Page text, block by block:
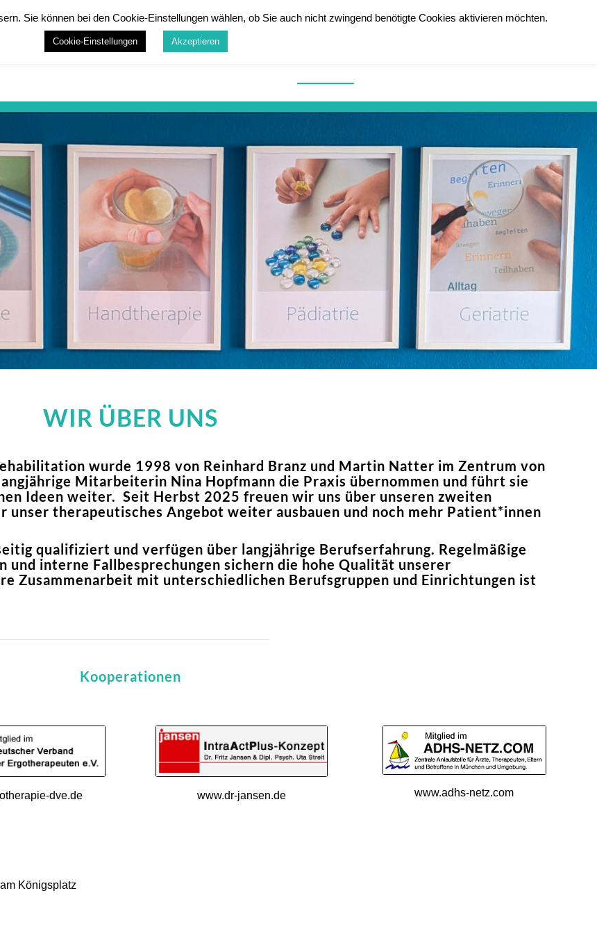
Startseite Kinder Erwachsene Infos
WIR ÜBER UNS
wurde 1998 von Reinhard Branz und Martin Natter im Zentrum von
Mitarbeiterin Nina Hopfmann die Praxis übernommen und führt sie
Ideen weiter. Seit Herbst 2025 freuen wir uns über unseren zweiten
unser therapeutisches Angebot weiter ausbauen und noch mehr Patient*innen
qualifiziert und verfügen über langjährige Berufserfahrung. Regelmäßige
und interne Fallbesprechungen sichern die hohe Qualität unserer
Zusammenarbeit mit unterschiedlichen Berufsgruppen und Einrichtungen ist
Kooperationen
dve.de www.dr-jansen.de www.adhs-netz.com
am Königsplatz
Sie können bei den Cookie-Einstellungen wählen, ob Sie auch nicht zwingend benötigte Cookies aktivieren möchten.
Cookie-Einstellungen Akzeptieren